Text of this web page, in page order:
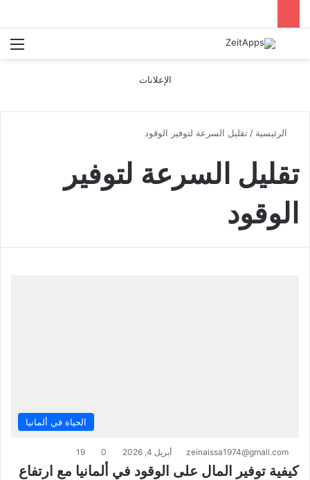
بحث عن
الإعلانات
الرئيسية / تقليل السرعة لتوفير الوقود
تقليل السرعة لتوفير
الوقود
الحياة في ألمانيا
zeinaissa1974@gmail.com أبريل 4, 2026 0
19
كيفية توفير المال على الوقود في ألمانيا مع ارتفاع